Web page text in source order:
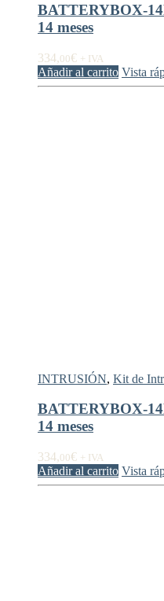
BATTERYBOX-
14 meses
334,00€ + IVA
Añadir al carrito Vista
INTRUSIÓN, Kit de
BATTERYBOX-
14 meses
334,00€ + IVA
Añadir al carrito Vista